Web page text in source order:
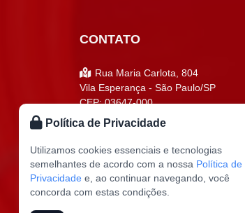
CONTATO
Rua Maria Carlota, 804
Vila Esperança - São Paulo/SP
CEP: 03647-000
diniz@dinizjuntas.com.br
(11) 3366-9055
Política de Privacidade
Utilizamos cookies essenciais e tecnologias
semelhantes de acordo com a nossa Política de
Privacidadee, ao continuar navegando, você
concorda com estas condições.